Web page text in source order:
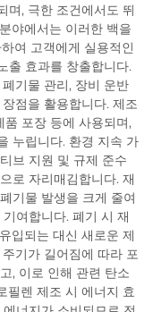
며, 극한 조건에서도 뛰
야에서는 이러한 백을
여 고객에게 실용적인
출 효과를 창출합니다.
기물 관리, 장비 운반
점을 활용합니다. 제조
품 포장 등에 사용되며,
누립니다. 환경 지속 가
브 지원 및 규제 준수
로 자리매김합니다. 재
기물 발생을 크게 줄여
여합니다. 폐기 시 재
입되는 대신 새로운 제
기가 길어짐에 따라 포
, 이로 인해 관련 탄소
필렌 제조 시 에너지 효